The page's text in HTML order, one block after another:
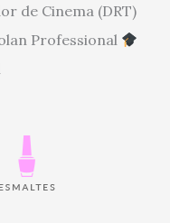
de Cinema (DRT)
Professional